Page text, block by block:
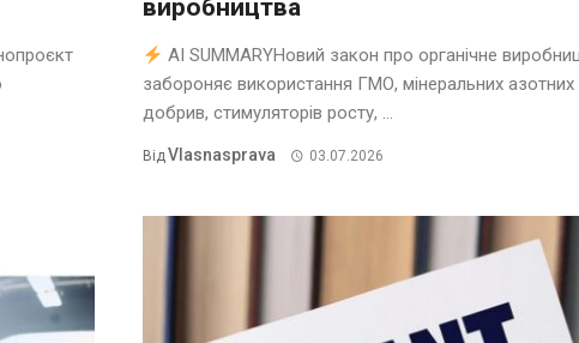
виробництва
AI SUMMARYНовий закон про органічне
забороняє використання ГМО, мінеральних азотних
добрив, стимуляторів росту, ...
ВідVlasnasprava 03.07.2026